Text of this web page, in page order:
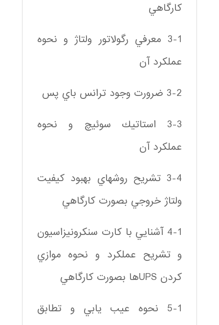
كارگاهي
3-1 معرفي رگولاتور ولتاژ و نحوه
عملكرد آن
3-2 ضرورت وجود ترانس باي پس
3-3 استاتيك سوئيچ و نحوه
عملكرد آن
3-4 تشريح روشهاي بهبود كيفيت
ولتاژ خروجي بصورت كارگاهي
4-1 آشنايي با كارت سنكرونيزاسيون
و تشريح عملكرد و نحوه موازي
كردن UPSها بصورت كارگاهي
5-1 نحوه عيب يابي و تطابق